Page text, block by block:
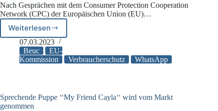
Nach Gesprächen mit dem Consumer Protection Cooperation
Network (CPC) der Europäischen Union (EU)…
Weiterlesen
WhatsApp
sichert
Verbraucherschutzbehörden
uneingeschränkte
Vorschriften
und
07.03.2023
Beuc
EU-
Kommission
Verbraucherschutz WhatsApp
Sprechende Puppe ‘‘My Friend Cayla‘‘ wird vom Markt
genommen